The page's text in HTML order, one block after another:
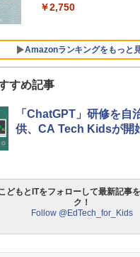
￥2,750
Amazonランキングをもっと
Amazon Fire HD 10
ンチ) ピンク 対象年齢
キッズコンテンツが1
パイロット スイスイ
育
タッチペンで音が聞け
1000 英語つき ([バラ
中学英語をもう一度
やすく。改訂版
ThinkFun ボードゲー
メイズ」 配線回路を
日本語説明書付 8歳~
すめ記事
「ChatGPT」研修を自
供、CA Tech Kidsが開
どもとITをフォローして最新記事
ク！
Follow @EdTech_for_Kids